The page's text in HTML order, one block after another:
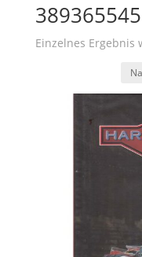
389365545
Einzelnes Ergebnis